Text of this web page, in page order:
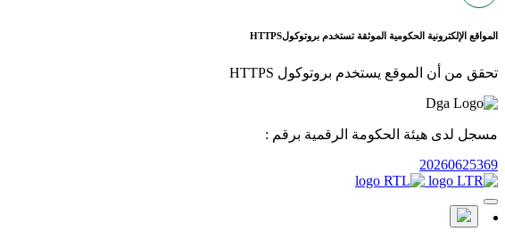
المواقع الإلكترونية الحكومية الموثقة تستخدم بروتوكولHTTPS
تحقق من أن الموقع يستخدم بروتوكول HTTPS
مسجل لدى هيئة الحكومة الرقمية برقم :
20260625369